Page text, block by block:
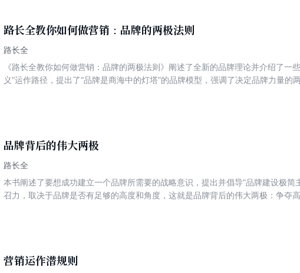
路长全教你如何做营销：品牌的两极法则
路长全
《路长全教你如何做营销：品牌的两极法则》阐述了全新的品牌理论并介绍了一
义”运作路径，提出了“品牌是商海中的灯塔”的品牌模型，强调了决定品牌力量
品牌背后的伟大两极
路长全
本书阐述了要想成功建立一个品牌所需要的战略意识，提出并倡导“品牌建设极简
召力，取决于品牌是否有足够的高度和角度，这就是品牌背后的伟大两极：争
营销运作潜规则